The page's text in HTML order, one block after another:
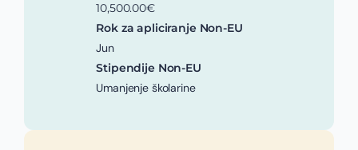
10,500.00€
Rok za apliciranje Non-EU
Jun
Stipendije Non-EU
Umanjenje školarine